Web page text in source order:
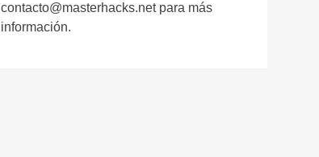
contacto@masterhacks.net para más
información.